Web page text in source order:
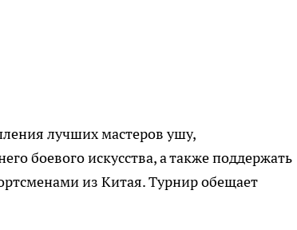
лучших мастеров ушу,
боевого искусства, а также поддержать
из Китая. Турнир обещает